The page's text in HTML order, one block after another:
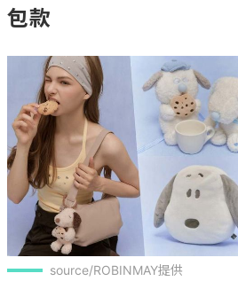
包款
source/ROBINMAY提供